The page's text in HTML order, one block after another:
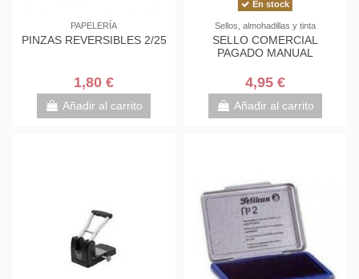
PAPELERÍA
PINZAS REVERSIBLES 2/25
1,80 €
Añadir al carrito
En stock
Sellos, almohadillas y tinta
SELLO COMERCIAL
PAGADO MANUAL
4,95 €
Añadir al carrito